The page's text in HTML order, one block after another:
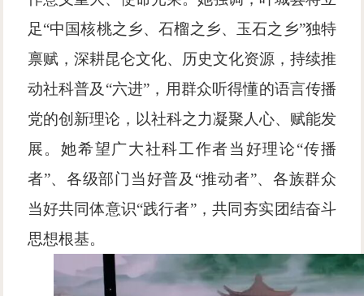
足“中国核桃之乡、石榴之乡、玉石之乡”独特
禀赋，深耕昆仑文化、历史文化资源，持续推
动社科普及 “六进”，用群众听得懂的语言传播
党的创新理论，以社科之力凝聚人心、赋能发
展。她希望广大社科工作者当好理论“传播
者”、各级部门当好普及 “推动者”、各族群众
当好共同体意识“践行者”，共同夯实团结奋斗
思想根基。